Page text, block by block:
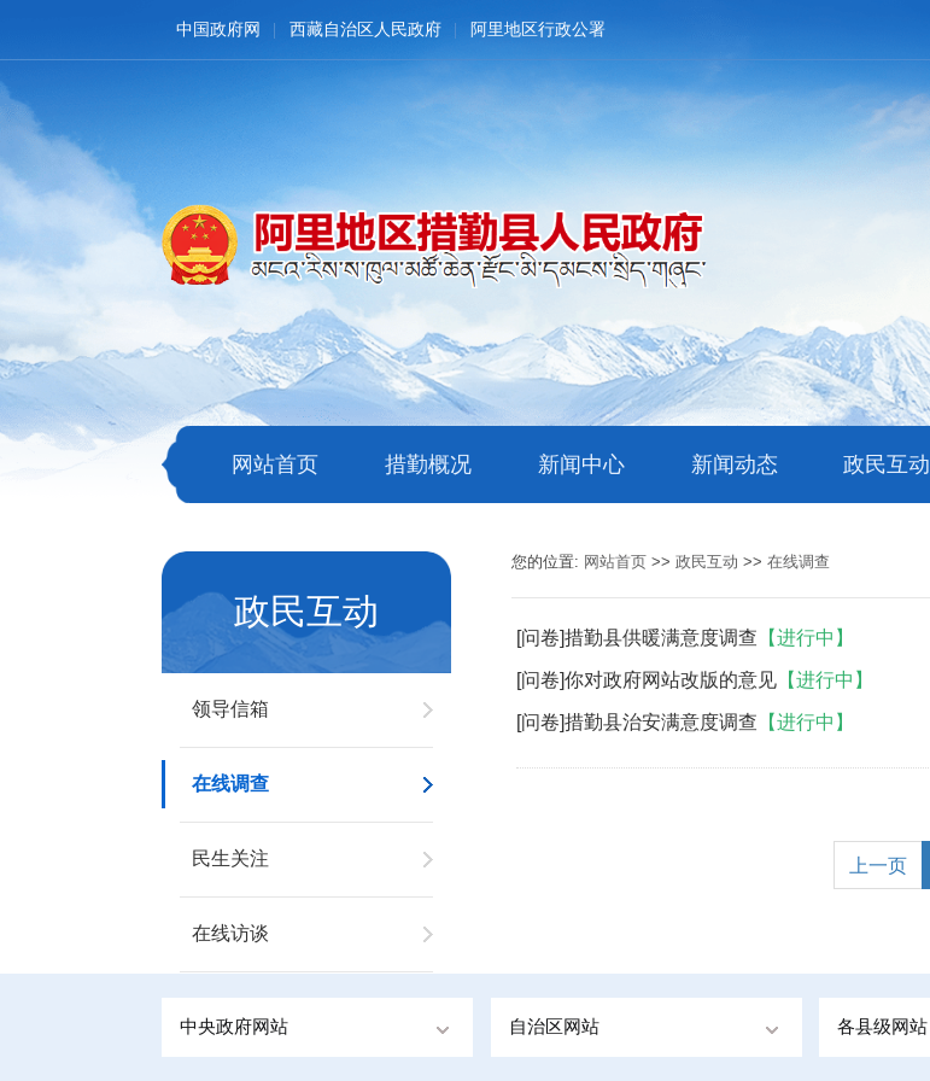
中国政府网 西藏自治区人民政府 阿里地区行政公署
网站首页 措勤概况 新闻中心 新闻动态 政民互动
政民互动
领导信箱
在线调查
民生关注
在线访谈
您的位置: 网站首页 >>政民互动 >>在线调查
[问卷]措勤县供暖满意度调查 【进行中】
[问卷]你对政府网站改版的意见 【进行中】
[问卷]措勤县治安满意度调查 【进行中】
上一页
中央政府网站 自治区网站 各县级网站